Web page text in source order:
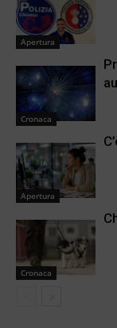
Apertura
Cronaca
Apertura
Cronaca